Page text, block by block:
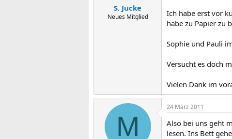
S. Jucke
Neues Mitglied
Ich habe erst vor
habe zu Papier zu
Sophie und Pauli
Versucht es doch
Vielen Dank im
M
24 März 2011
Also bei uns geht
lesen. Ins Bett